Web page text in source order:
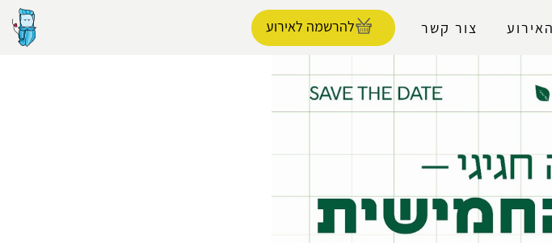
צור קשר להרשמה לאירוע